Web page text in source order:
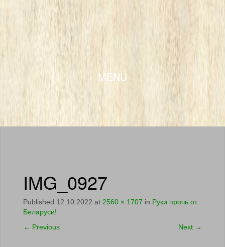
MENU
SKIP TO CONTENT
IMG_0927
Published 12.10.2022 at 2560 × 1707 in Руки прочь от
Беларуси!
← Previous Next →